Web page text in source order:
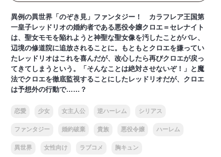
異例の異世界「のぞき見」ファンタジー！ カラフレア王国第
一皇子レッドリオの婚約者である悪役令嬢クロエ＝セレナイト
は、聖女モモを陥れようと神聖な聖女像を汚したことがバレ、
辺境の修道院に追放されることに。もともとクロエを嫌ってい
たレッドリオはこれを喜んだが、改心したら再びクロエが戻っ
てきてしまうという。「そんなことは絶対させないぞ！」と魔
法でクロエを徹底監視することにしたレッドリオだが、クロエ
は予想外の行動で……？
恋愛 少女 女主人公 逆ハーレム シリアス
ファンタジー 婚約破棄 貴族 悪役令嬢 ハーレム
異世界 女性向け ラブコメ 胸キュン